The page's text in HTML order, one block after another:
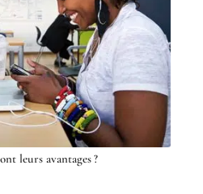
leurs avantages ?